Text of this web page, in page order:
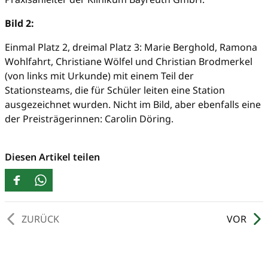
Bild 2:
Einmal Platz 2, dreimal Platz 3: Marie Berghold, Ramona
Wohlfahrt, Christiane Wölfel und Christian Brodmerkel
(von links mit Urkunde) mit einem Teil der
Stationsteams, die für Schüler leiten eine Station
ausgezeichnet wurden. Nicht im Bild, aber ebenfalls eine
der Preisträgerinnen: Carolin Döring.
Diesen Artikel teilen
VOR
ZURÜCK